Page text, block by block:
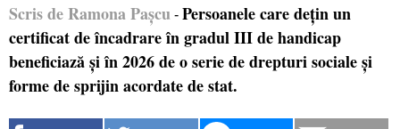
Scris de Ramona Pașcu - Persoanele care dețin un
certificat de încadrare în gradul III de handicap
beneficiază și în 2026 de o serie de drepturi sociale și
forme de sprijin acordate de stat.